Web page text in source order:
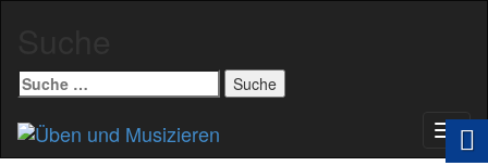
Suche
nach: